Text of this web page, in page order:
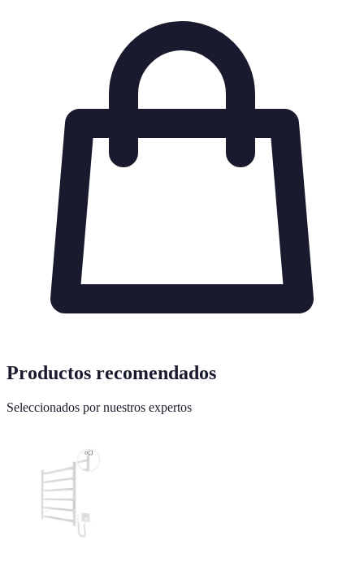
Productos recomendados
Seleccionados por nuestros expertos